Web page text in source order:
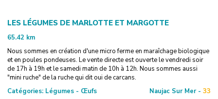
LES LÉGUMES DE MARLOTTE ET MARGOTTE
65.42 km
Nous sommes en création d'une micro ferme en maraîchage biologique
et en poules pondeuses. Le vente directe est ouverte le vendredi soir
de 17h à 19h et le samedi matin de 10h à 12h. Nous sommes aussi
"mini ruche" de la ruche qui dit oui de carcans.
Catégories: Légumes - Œufs Naujac Sur Mer - 33